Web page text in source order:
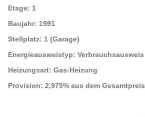
Etage: 1
Baujahr: 1991
Stellplatz: 1 (Garage)
Energieausweistyp: Verbrauchsausweis
Heizungsart: Gas-Heizung
Provision: 2,975% aus dem Gesamtpreis